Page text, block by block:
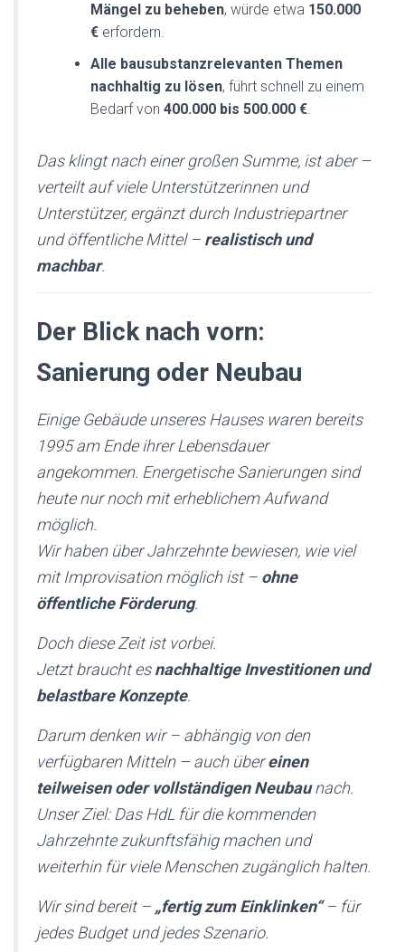
Mängel zu beheben, würde etwa 150.000
€ erfordern.
Alle bausubstanzrelevanten Themen
nachhaltig zu lösen, führt schnell zu einem
Bedarf von 400.000 bis 500.000 €.
Das klingt nach einer großen Summe, ist aber –
verteilt auf viele Unterstützerinnen und
Unterstützer, ergänzt durch Industriepartner
und öffentliche Mittel – realistisch und
machbar.
Der Blick nach vorn:
Sanierung oder Neubau
Einige Gebäude unseres Hauses waren bereits
1995 am Ende ihrer Lebensdauer
angekommen. Energetische Sanierungen sind
heute nur noch mit erheblichem Aufwand
möglich.
Wir haben über Jahrzehnte bewiesen, wie viel
mit Improvisation möglich ist – ohne
öffentliche Förderung.
Doch diese Zeit ist vorbei.
Jetzt braucht es nachhaltige Investitionen und
belastbare Konzepte.
Darum denken wir – abhängig von den
verfügbaren Mitteln – auch über einen
teilweisen oder vollständigen Neubau nach.
Unser Ziel: Das HdL für die kommenden
Jahrzehnte zukunftsfähig machen und
weiterhin für viele Menschen zugänglich halten.
Wir sind bereit – „fertig zum Einklinken“ – für
jedes Budget und jedes Szenario.